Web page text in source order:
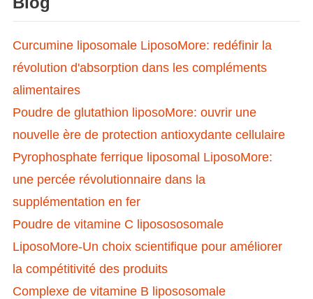
Curcumine liposomale LiposoMore: redéfinir la
révolution d'absorption dans les compléments
alimentaires
Poudre de glutathion liposoMore: ouvrir une
nouvelle ère de protection antioxydante cellulaire
Pyrophosphate ferrique liposomal LiposoMore:
une percée révolutionnaire dans la
supplémentation en fer
Poudre de vitamine C liposososomale
LiposoMore-Un choix scientifique pour améliorer
la compétitivité des produits
Complexe de vitamine B lipososomale